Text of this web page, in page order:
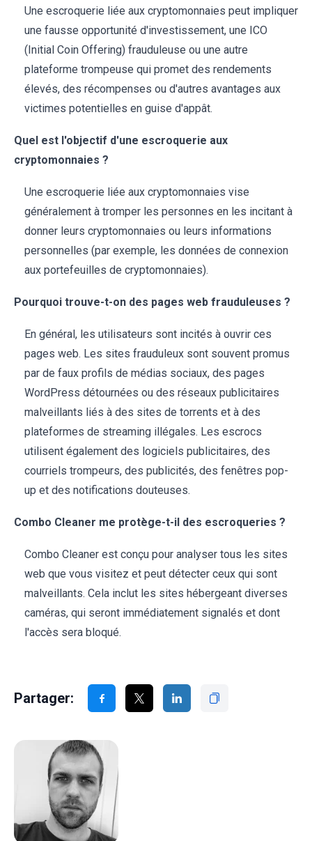
Une escroquerie liée aux cryptomonnaies peut impliquer
une fausse opportunité d'investissement, une ICO
(Initial Coin Offering) frauduleuse ou une autre
plateforme trompeuse qui promet des rendements
élevés, des récompenses ou d'autres avantages aux
victimes potentielles en guise d'appât.
Quel est l'objectif d'une escroquerie aux
cryptomonnaies ?
Une escroquerie liée aux cryptomonnaies vise
généralement à tromper les personnes en les incitant à
donner leurs cryptomonnaies ou leurs informations
personnelles (par exemple, les données de connexion
aux portefeuilles de cryptomonnaies).
Pourquoi trouve-t-on des pages web frauduleuses ?
En général, les utilisateurs sont incités à ouvrir ces
pages web. Les sites frauduleux sont souvent promus
par de faux profils de médias sociaux, des pages
WordPress détournées ou des réseaux publicitaires
malveillants liés à des sites de torrents et à des
plateformes de streaming illégales. Les escrocs
utilisent également des logiciels publicitaires, des
courriels trompeurs, des publicités, des fenêtres pop-
up et des notifications douteuses.
Combo Cleaner me protège-t-il des escroqueries ?
Combo Cleaner est conçu pour analyser tous les sites
web que vous visitez et peut détecter ceux qui sont
malveillants. Cela inclut les sites hébergeant diverses
caméras, qui seront immédiatement signalés et dont
l'accès sera bloqué.
Partager: